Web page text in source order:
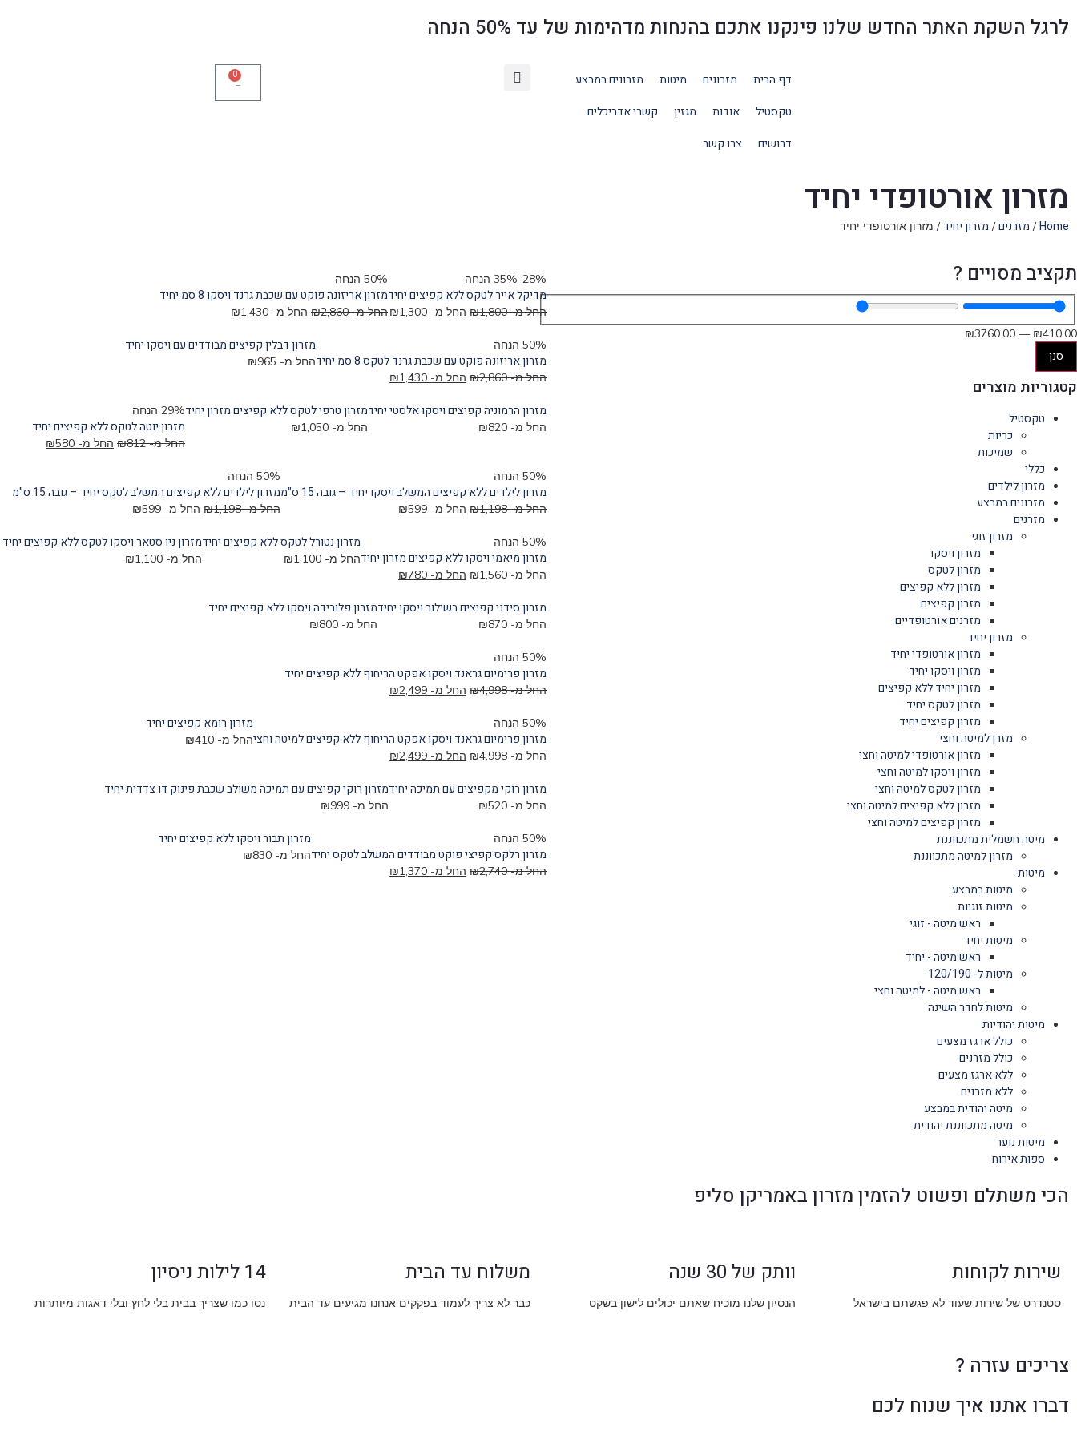
לרגל השקת האתר החדש שלנו פינקנו אתכם בהנחות מדהימות של עד 50% הנחה
דף הבית מזרונים מיטות
מזרונים במבצע
טקסטיל
אודות מגזין
קשרי אדריכלים
דרושים
צרו קשר
0
מזרון אורטופדי יחיד
Home
/ מזרנים/ מזרון יחיד / מזרון אורטופדי יחיד
תקציב מסויים ?
₪410.00
—
₪3760.00
סנן
קטגוריות מוצרים
טקסטיל
כריות
שמיכות
כללי
מזרון לילדים
מזרונים במבצע
מזרנים
מזרון זוגי
מזרון ויסקו
מזרון לטקס
מזרון ללא קפיצים
מזרון קפיצים
מזרנים אורטופדיים
מזרון יחיד
מזרון אורטופדי יחיד
מזרון ויסקו יחיד
מזרון יחיד ללא קפיצים
מזרון לטקס יחיד
מזרון קפיצים יחיד
מזרן למיטה וחצי
מזרון אורטופדי למיטה וחצי
מזרון ויסקו למיטה וחצי
מזרון לטקס למיטה וחצי
מזרון ללא קפיצים למיטה וחצי
מזרון קפיצים למיטה וחצי
מיטה חשמלית מתכווננת
מזרון למיטה מתכווננת
מיטות
מיטות במבצע
מיטות זוגיות
ראש מיטה - זוגי
מיטות יחיד
ראש מיטה - יחיד
מיטות ל- 120/190
ראש מיטה - למיטה וחצי
מיטות לחדר השינה
מיטות יהודיות
כולל ארגז מצעים
כולל מזרנים
ללא ארגז מצעים
ללא מזרנים
מיטה יהודית במבצע
מיטה מתכווננת יהודית
מיטות נוער
ספות אירוח
28%-35% הנחה
מדיקל אייר לטקס ללא קפיצים יחיד
החל מ- ₪1,800 החל מ- ₪1,300
50% הנחה
מזרון אריזונה פוקט עם שכבת גרנד ויסקו 8 סמ יחיד
החל מ- ₪2,860 החל מ- ₪1,430
50% הנחה
מזרון אריזונה פוקט עם שכבת גרנד לטקס 8 סמ יחיד
החל מ- ₪2,860 החל מ- ₪1,430
מזרון דבלין קפיצים מבודדים עם ויסקו יחיד
החל מ- ₪965
מזרון הרמוניה קפיצים ויסקו אלסטי יחיד
החל מ- ₪820
מזרון טרפי לטקס ללא קפיצים מזרון יחיד
החל מ- ₪1,050
29% הנחה
מזרון יוטה לטקס ללא קפיצים יחיד
החל מ- ₪812 החל מ- ₪580
50% הנחה
מזרון לילדים ללא קפיצים המשלב ויסקו יחיד – גובה 15 ס"מ
החל מ- ₪1,198 החל מ- ₪599
50% הנחה
מזרון לילדים ללא קפיצים המשלב לטקס יחיד – גובה 15 ס"מ
החל מ- ₪1,198 החל מ- ₪599
50% הנחה
מזרון מיאמי ויסקו ללא קפיצים מזרון יחיד
החל מ- ₪1,560 החל מ- ₪780
מזרון נטורל לטקס ללא קפיצים יחיד
החל מ- ₪1,100
מזרון ניו סטאר ויסקו לטקס ללא קפיצים יחיד
החל מ- ₪1,100
מזרון סידני קפיצים בשילוב ויסקו יחיד
החל מ- ₪870
מזרון פלורידה ויסקו ללא קפיצים יחיד
החל מ- ₪800
50% הנחה
מזרון פרימיום גראנד ויסקו אפקט הריחוף ללא קפיצים יחיד
החל מ- ₪4,998 החל מ- ₪2,499
50% הנחה
מזרון פרימיום גראנד ויסקו אפקט הריחוף ללא קפיצים למיטה וחצי
החל מ- ₪4,998 החל מ- ₪2,499
מזרון רומא קפיצים יחיד
החל מ- ₪410
מזרון רוקי מקפיצים עם תמיכה יחיד
החל מ- ₪520
מזרון רוקי קפיצים עם תמיכה משולב שכבת פינוק דו צדדית יחיד
החל מ- ₪999
50% הנחה
מזרון רלקס קפיצי פוקט מבודדים המשלב לטקס יחיד
החל מ- ₪2,740 החל מ- ₪1,370
מזרון תבור ויסקו ללא קפיצים יחיד
החל מ- ₪830
הכי משתלם ופשוט להזמין מזרון באמריקן סליפ
שירות לקוחות
סטנדרט של שירות שעוד לא פגשתם בישראל
וותק של 30 שנה
הנסיון שלנו מוכיח שאתם יכולים לישון בשקט
משלוח עד הבית
כבר לא צריך לעמוד בפקקים אנחנו מגיעים עד הבית
14 לילות ניסיון
נסו כמו שצריך בבית בלי לחץ ובלי דאגות מיותרות
צריכים עזרה ?
דברו אתנו איך שנוח לכם